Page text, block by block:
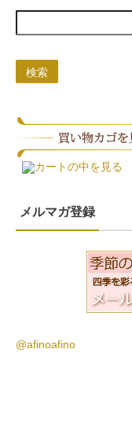
検索
カートの中を見る
メルマガ登録
@afinoafino